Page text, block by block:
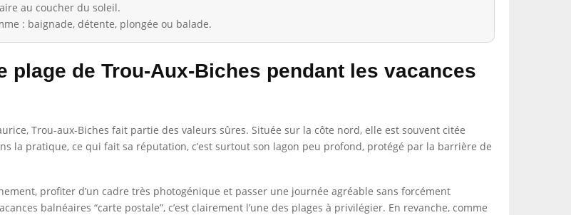
au coucher du soleil.
: baignade, détente, plongée ou balade.
plage de Trou-Aux-Biches pendant les vacances
Trou-aux-Biches fait partie des valeurs sûres. Située sur la côte nord, elle est souvent citée
la pratique, ce qui fait sa réputation, c’est surtout son lagon peu profond, protégé par la barrière de
profiter d’un cadre très photogénique et passer une journée agréable sans forcément
balnéaires “carte postale”, c’est clairement l’une des plages à privilégier. En revanche, comme